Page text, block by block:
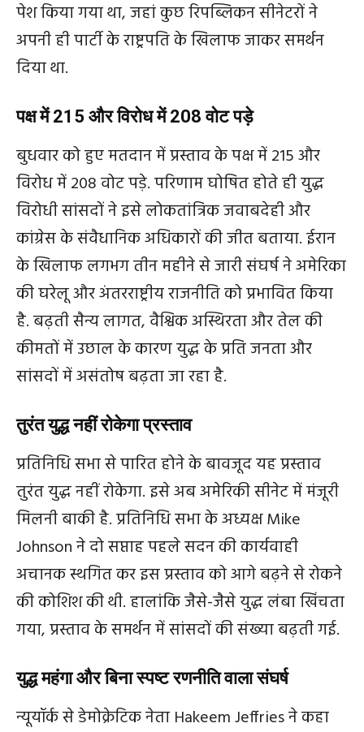
पेश किया गया था, जहां कुछ रिपब्लिकन सीनेटरों ने
अपनी ही पार्टी के राष्ट्रपति के खिलाफ जाकर समर्थन
दिया था.
पक्ष में 215 और विरोध में 208 वोट पड़े
बुधवार को हुए मतदान में प्रस्ताव के पक्ष में 215 और
विरोध में 208 वोट पड़े. परिणाम घोषित होते ही युद्ध
विरोधी सांसदों ने इसे लोकतांत्रिक जवाबदेही और
कांग्रेस के संवैधानिक अधिकारों की जीत बताया. ईरान
के खिलाफ लगभग तीन महीने से जारी संघर्ष ने अमेरिका
की घरेलू और अंतरराष्ट्रीय राजनीति को प्रभावित किया
है. बढ़ती सैन्य लागत, वैश्विक अस्थिरता और तेल की
कीमतों में उछाल के कारण युद्ध के प्रति जनता और
सांसदों में असंतोष बढ़ता जा रहा है.
तुरंत युद्ध नहीं रोकेगा प्रस्ताव
प्रतिनिधि सभा से पारित होने के बावजूद यह प्रस्ताव
तुरंत युद्ध नहीं रोकेगा. इसे अब अमेरिकी सीनेट में मंजूरी
मिलनी बाकी है. प्रतिनिधि सभा के अध्यक्ष Mike
Johnson ने दो सप्ताह पहले सदन की कार्यवाही
अचानक स्थगित कर इस प्रस्ताव को आगे बढ़ने से रोकने
की कोशिश की थी. हालांकि जैसे-जैसे युद्ध लंबा खिंचता
गया, प्रस्ताव के समर्थन में सांसदों की संख्या बढ़ती गई.
युद्ध महंगा और बिना स्पष्ट रणनीति वाला संघर्ष
न्यूयॉर्क से डेमोक्रेटिक नेता Hakeem Jeffries ने कहा